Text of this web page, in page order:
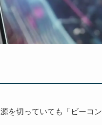
を切っていても「ビーコン